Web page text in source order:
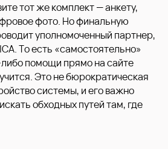
тот же комплект — анкету,
фото. Но финальную
уполномоченный партнер,
То есть «самостоятельно»
помощи прямо на сайте
Это не бюрократическая
системы, и его важно
обходных путей там, где